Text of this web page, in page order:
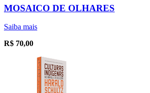
MOSAICO DE OLHARES
Saiba mais
R$ 70,00